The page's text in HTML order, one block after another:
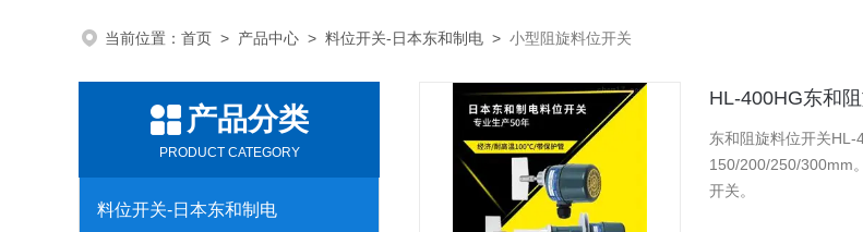
当前位置： 首页 > 产品中心 > 料位开关-日本东和制电 > 小型阻旋料位开关
产品分类
PRODUCT CATEGORY
料位开关-日本东和制电
HL-400HG东和
东和阻旋料位开关
150/200/250/300mm
开关。